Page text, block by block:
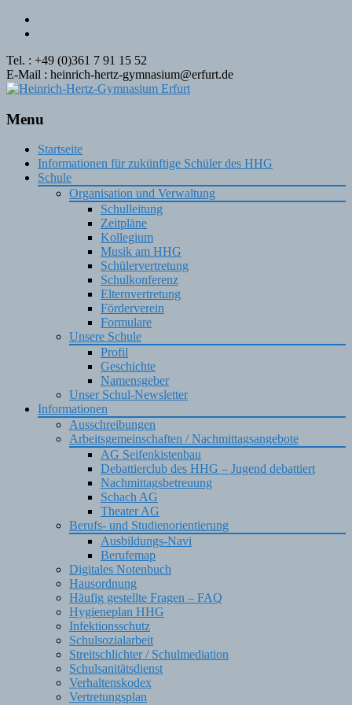
Tel. : +49 (0)361 7 91 15 52
E-Mail : heinrich-hertz-gymnasium@erfurt.de
Menu
Skip
content
Startseite
Informationen für zukünftige Schüler des HHG
Schule
Organisation und Verwaltung
Schulleitung
Zeitpläne
Kollegium
Musik am HHG
Schülervertretung
Schulkonferenz
Elternvertretung
Förderverein
Formulare
Unsere Schule
Profil
Geschichte
Namensgeber
Unser Schul-Newsletter
Informationen
Ausschreibungen
Arbeitsgemeinschaften / Nachmittagsangebote
AG Seifenkistenbau
Debattierclub des HHG – Jugend debattiert
Nachmittagsbetreuung
Schach AG
Theater AG
Berufs- und Studienorientierung
Ausbildungs-Navi
Berufemap
Digitales Notenbuch
Hausordnung
Häufig gestellte Fragen – FAQ
Hygieneplan HHG
Infektionsschutz
Schulsozialarbeit
Streitschlichter / Schulmediation
Schulsanitätsdienst
Verhaltenskodex
Vertretungsplan